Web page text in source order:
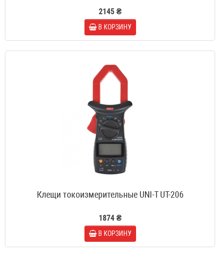
2145 ₴
В КОРЗИНУ
Клещи токоизмерительные UNI-T UT-206
1874 ₴
В КОРЗИНУ